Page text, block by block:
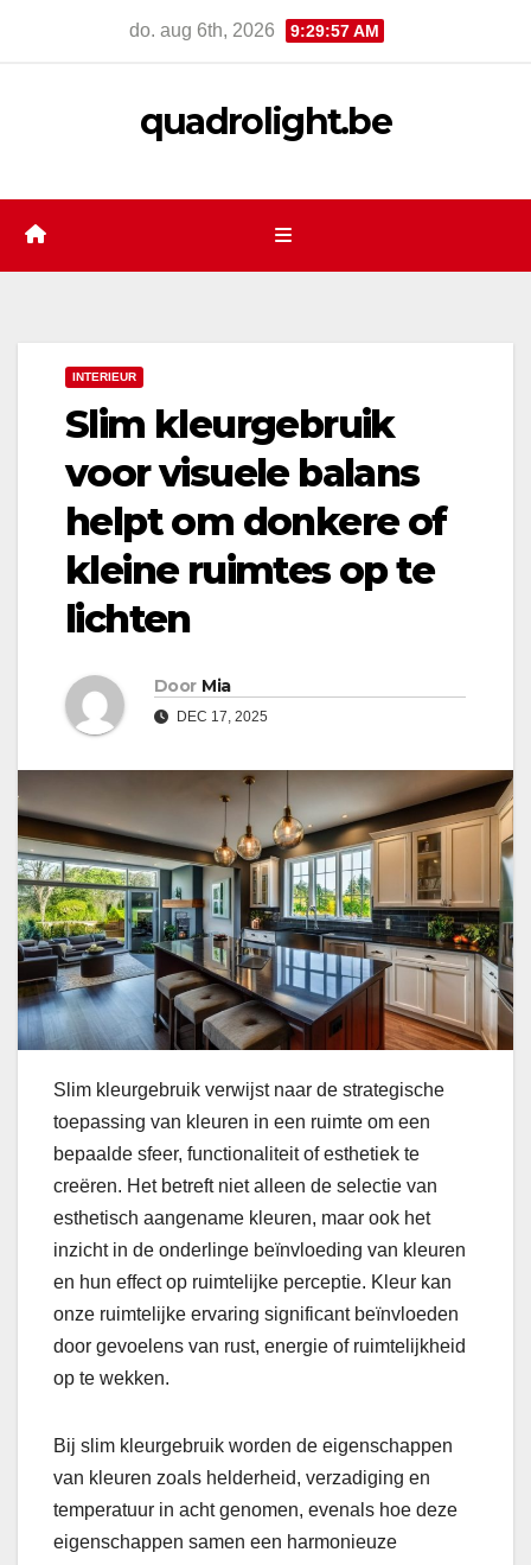
do. aug 6th, 2026 9:29:58 AM
quadrolight.be
INTERIEUR
Slim kleurgebruik
voor visuele balans
helpt om donkere of
kleine ruimtes op te
lichten
Door Mia
DEC 17, 2025
Slim kleurgebruik verwijst naar de strategische
toepassing van kleuren in een ruimte om een
bepaalde sfeer, functionaliteit of esthetiek te
creëren. Het betreft niet alleen de selectie van
esthetisch aangename kleuren, maar ook het
inzicht in de onderlinge beïnvloeding van kleuren
en hun effect op ruimtelijke perceptie. Kleur kan
onze ruimtelijke ervaring significant beïnvloeden
door gevoelens van rust, energie of ruimtelijkheid
op te wekken.
Bij slim kleurgebruik worden de eigenschappen
van kleuren zoals helderheid, verzadiging en
temperatuur in acht genomen, evenals hoe deze
eigenschappen samen een harmonieuze